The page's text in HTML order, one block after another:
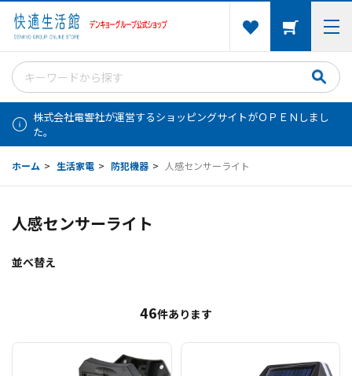
株式会社電響社が運営するショッピングサイトがＯＰＥＮしまし
た。
ホーム > 生活家電 > 防犯機器 > 人感センサーライト
人感センサーライト
並べ替え
46件あります